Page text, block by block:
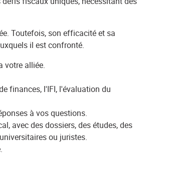
Toutefois, son efficacité et sa
il est confronté.
votre alliée.
finances, l'IFI, l'évaluation du
à vos questions.
avec des dossiers, des études, des
ou juristes.